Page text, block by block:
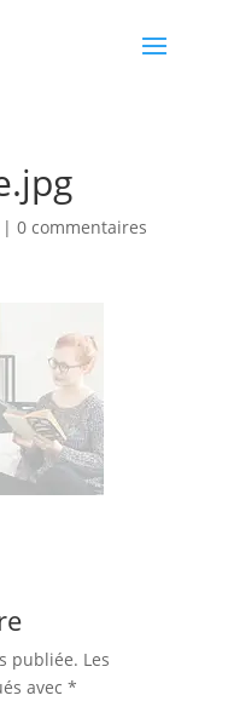
| 0 commentaires
publiée. Les
avec *